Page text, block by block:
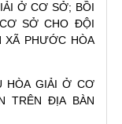
Ở CƠ SỞ; BỒI
SỞ CHO ĐỘI
XÃ PHƯỚC HÒA
HÒA GIẢI Ở CƠ
TRÊN ĐỊA BÀN